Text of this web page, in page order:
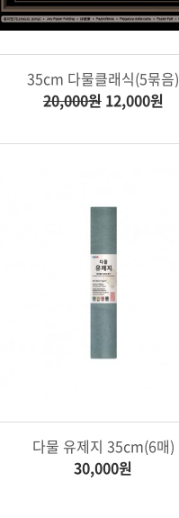
35cm 다물클래식(5묶음)
20,000원12,000원
다물 유제지 35cm(6매)
30,000원